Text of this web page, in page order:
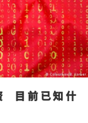
目前已知什